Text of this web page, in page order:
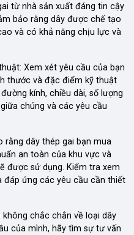
từ nhà sản xuất đáng tin cậy
bảo rằng dây được chế tạo
và có khả năng chịu lực và
Xem xét yêu cầu của bạn
thước và đặc điểm kỹ thuật
kính, chiều dài, số lượng
chúng và các yêu cầu
rằng dây thép gai bạn mua
an toàn của khu vực và
được sử dụng. Kiểm tra xem
đáp ứng các yêu cầu cần thiết
chắc chắn về loại dây
của mình, hãy tìm sự tư vấn